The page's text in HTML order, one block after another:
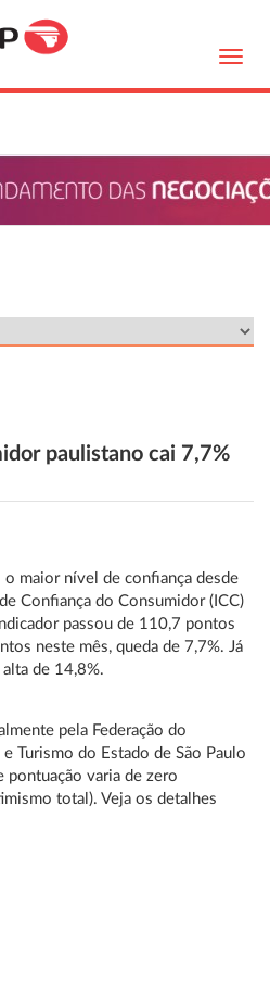
paulistano cai 7,7%
maior nível de confiança desde
Confiança do Consumidor (ICC)
passou de 110,7 pontos
neste mês, queda de 7,7%. Já
de 14,8%.
pela Federação do
Turismo do Estado de São Paulo
pontuação varia de zero
total). Veja os detalhes